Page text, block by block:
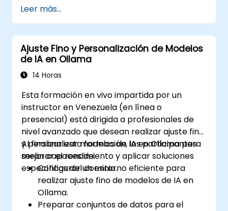
Leer más...
Ajuste Fino y Personalización de Modelos
de IA en Ollama
14 Horas
Esta formación en vivo impartida por un
instructor en Venezuela (en línea o
presencial) está dirigida a profesionales de
nivel avanzado que desean realizar ajuste fino
y personalizar modelos de IA en Ollama para
mejorar el rendimiento y aplicar soluciones
específicas del dominio.
Al finalizar esta formación, los participantes
serán capaces de:
Configurar un entorno eficiente para
realizar ajuste fino de modelos de IA en
Ollama.
Preparar conjuntos de datos para el